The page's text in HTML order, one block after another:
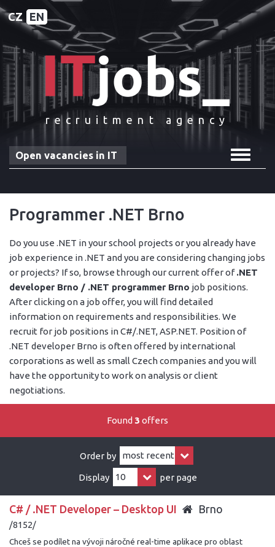
CZ EN
recruitment agency
Toggle
Open vacancies in IT
Programmer .NET Brno
Do you use .NET in your school projects or you already have
job experience in .NET and you are considering changing jobs
or projects? If so, browse through our current offer of.NET
developer Brno / .NET programmer Brno job positions.
After clicking on a job offer, you will find detailed
information on requirements and responsibilities. We
recruit for job positions in C#/.NET, ASP.NET. Position of
.NET developer Brno is often offered by international
corporations as well as small Czech companies and you will
have the opportunity to work on analysis or client
negotiations.
Found 3 offers
Order by
Display per page
C# / .NET Developer – Desktop UI Brno
/8152/
Chceš se podílet na vývoji náročné real-time aplikace pro oblast